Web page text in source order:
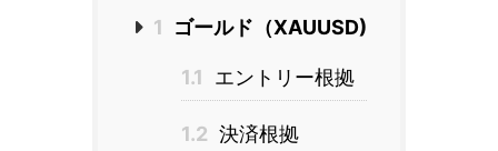
1 ゴールド（XAUUSD)
1.1 エントリー根拠
1.2 決済根拠